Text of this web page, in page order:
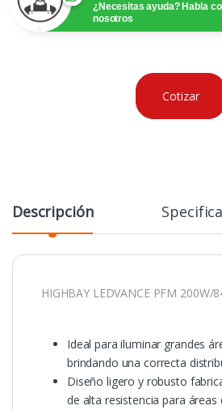
¿Necesitas ayuda? Habla
nosotros
Cotizar
Descripción
HIGHBAY LEDVANCE PFM 200W/
Ideal para iluminar grandes
brindando una correcta
Diseño ligero y robusto
de alta resistencia para áreas